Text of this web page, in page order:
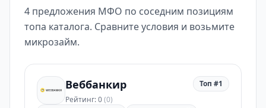
4 предложения МФО по соседним позициям
топа каталога. Сравните условия и возьмите
микрозайм.
Веббанкир
Рейтинг: 0(0)
Топ #1